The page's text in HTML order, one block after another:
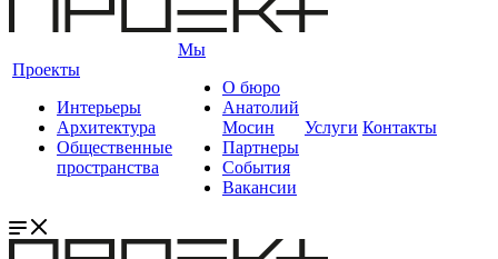
Проекты
Интерьеры
Архитектура
Общественные
пространства
Мы
О бюро
Анатолий
Мосин
Партнеры
События
Вакансии
Услуги Контакты